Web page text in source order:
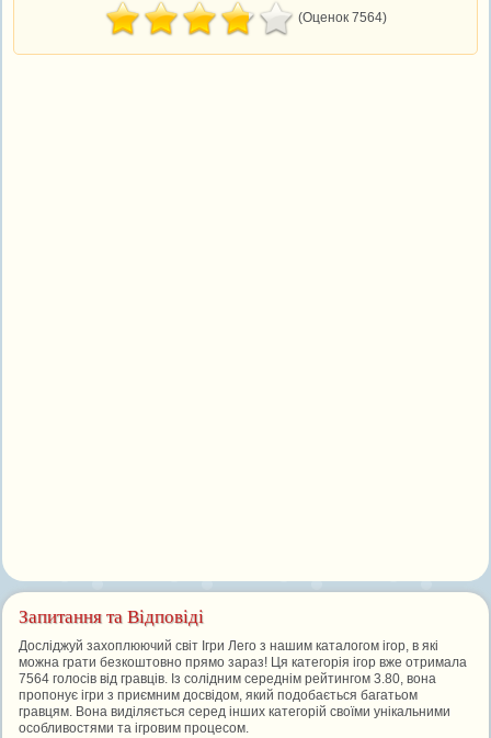
(Оценок 7564)
Запитання та Відповіді
Досліджуй захоплюючий світ Ігри Лего з нашим каталогом ігор, в які
можна грати безкоштовно прямо зараз! Ця категорія ігор вже отримала
7564 голосів від гравців. Із солідним середнім рейтингом 3.80, вона
пропонує ігри з приємним досвідом, який подобається багатьом
гравцям. Вона виділяється серед інших категорій своїми унікальними
особливостями та ігровим процесом.